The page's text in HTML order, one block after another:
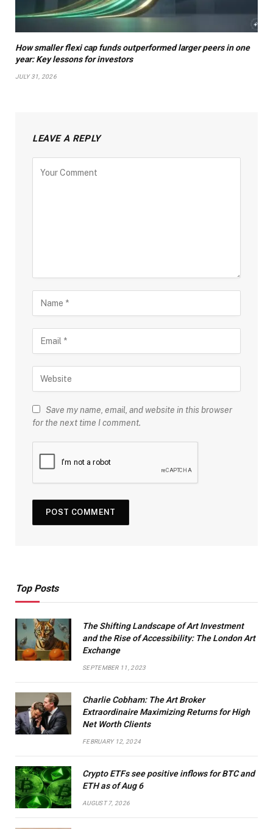
How smaller flexi cap funds outperformed larger peers in one
year: Key lessons for investors
JULY 31, 2026
LEAVE A REPLY
Save my name, email, and website in this browser
for the next time I comment.
Top Posts
The Shifting Landscape of Art Investment
and the Rise of Accessibility: The London Art
Exchange
SEPTEMBER 11, 2023
Charlie Cobham: The Art Broker
Extraordinaire Maximizing Returns for High
Net Worth Clients
FEBRUARY 12, 2024
Crypto ETFs see positive inflows for BTC and
ETH as of Aug 6
AUGUST 7, 2026